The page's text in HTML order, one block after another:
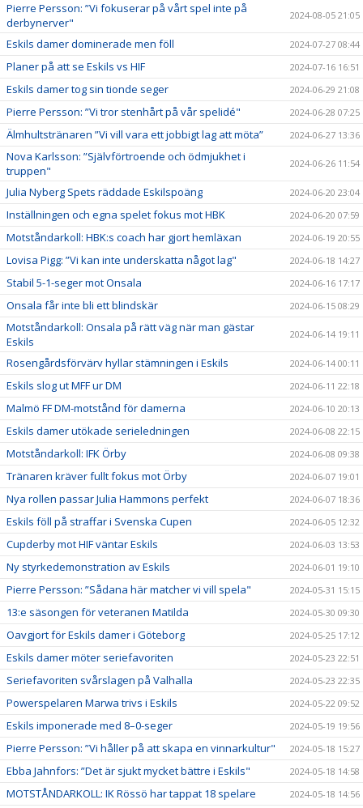
Pierre Persson: ”Vi fokuserar på vårt spel inte på
derbynerver"
2024-08-05 21:05
Eskils damer dominerade men föll 2024-07-27 08:44
Planer på att se Eskils vs HIF 2024-07-16 16:51
Eskils damer tog sin tionde seger 2024-06-29 21:08
Pierre Persson: ”Vi tror stenhårt på vår spelidé" 2024-06-28 07:25
Älmhultstränaren ”Vi vill vara ett jobbigt lag att möta” 2024-06-27 13:36
Nova Karlsson: ”Självförtroende och ödmjukhet i
truppen"
2024-06-26 11:54
Julia Nyberg Spets räddade Eskilspoäng 2024-06-20 23:04
Inställningen och egna spelet fokus mot HBK 2024-06-20 07:59
Motståndarkoll: HBK:s coach har gjort hemläxan 2024-06-19 20:55
Lovisa Pigg: ”Vi kan inte underskatta något lag" 2024-06-18 14:27
Stabil 5-1-seger mot Onsala 2024-06-16 17:17
Onsala får inte bli ett blindskär 2024-06-15 08:29
Motståndarkoll: Onsala på rätt väg när man gästar
Eskils
2024-06-14 19:11
Rosengårdsförvärv hyllar stämningen i Eskils 2024-06-14 00:11
Eskils slog ut MFF ur DM 2024-06-11 22:18
Malmö FF DM-motstånd för damerna 2024-06-10 20:13
Eskils damer utökade serieledningen 2024-06-08 22:15
Motståndarkoll: IFK Örby 2024-06-08 09:38
Tränaren kräver fullt fokus mot Örby 2024-06-07 19:01
Nya rollen passar Julia Hammons perfekt 2024-06-07 18:36
Eskils föll på straffar i Svenska Cupen 2024-06-05 12:32
Cupderby mot HIF väntar Eskils 2024-06-03 13:53
Ny styrkedemonstration av Eskils 2024-06-01 19:10
Pierre Persson: ”Sådana här matcher vi vill spela" 2024-05-31 15:15
13:e säsongen för veteranen Matilda 2024-05-30 09:30
Oavgjort för Eskils damer i Göteborg 2024-05-25 17:12
Eskils damer möter seriefavoriten 2024-05-23 22:51
Seriefavoriten svårslagen på Valhalla 2024-05-23 22:35
Powerspelaren Marwa trivs i Eskils 2024-05-22 09:52
Eskils imponerade med 8–0-seger 2024-05-19 19:56
Pierre Persson: ”Vi håller på att skapa en vinnarkultur" 2024-05-18 15:27
Ebba Jahnfors: ”Det är sjukt mycket bättre i Eskils" 2024-05-18 14:58
MOTSTÅNDARKOLL: IK Rössö har tappat 18 spelare 2024-05-18 14:56